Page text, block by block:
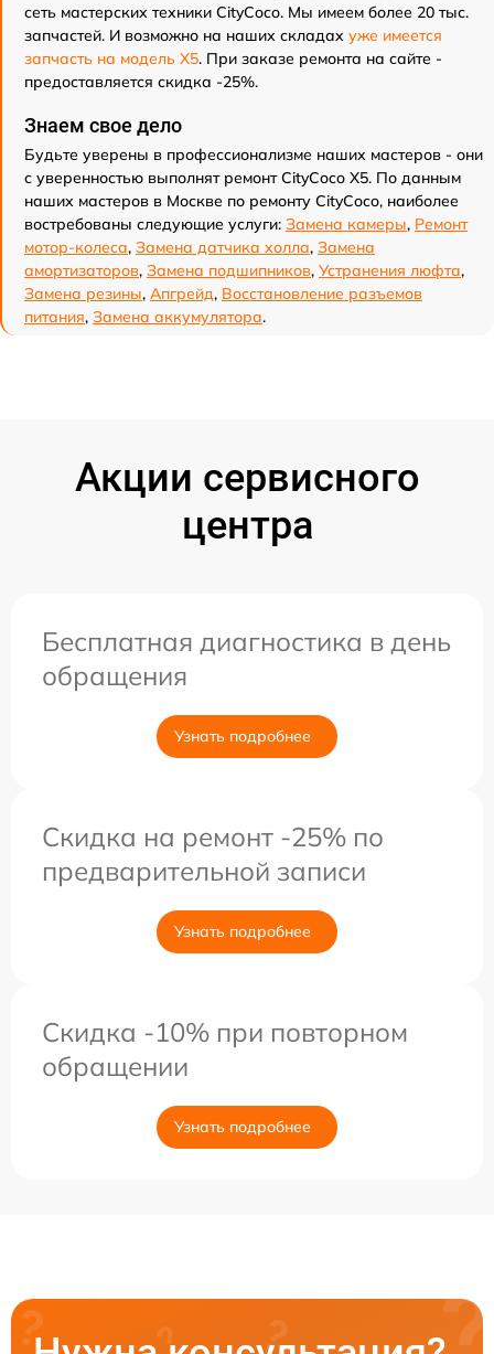
сеть мастерских техники CityCoco. Мы имеем более 20 тыс.
запчастей. И возможно на наших складах уже имеется
запчасть на модель X5. При заказе ремонта на сайте -
предоставляется скидка -25%.
Знаем свое дело
Будьте уверены в профессионализме наших мастеров - они
с уверенностью выполнят ремонт CityCoco X5. По данным
наших мастеров в Москве по ремонту CityCoco, наиболее
востребованы следующие услуги: Замена камеры, Ремонт
мотор-колеса, Замена датчика холла, Замена
амортизаторов, Замена подшипников, Устранения люфта,
Замена резины, Апгрейд, Восстановление разъемов
питания, Замена аккумулятора.
Акции сервисного
центра
Бесплатная диагностика в день
обращения
Узнать подробнее
Скидка на ремонт -25% по
предварительной записи
Узнать подробнее
Скидка -10% при повторном
обращении
Узнать подробнее